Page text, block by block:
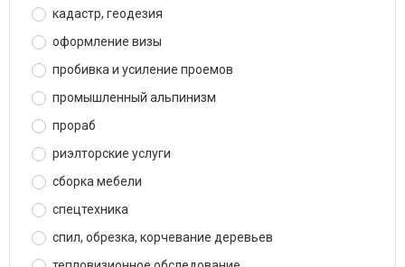
кадастр, геодезия
оформление визы
пробивка и усиление проемов
промышленный альпинизм
прораб
риэлторские услуги
сборка мебели
спецтехника
спил, обрезка, корчевание деревьев